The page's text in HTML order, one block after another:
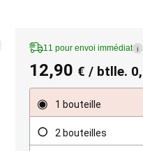
11 pour envoi immédiat i
12,90 € / btlle.
1 bouteille
2 bouteilles